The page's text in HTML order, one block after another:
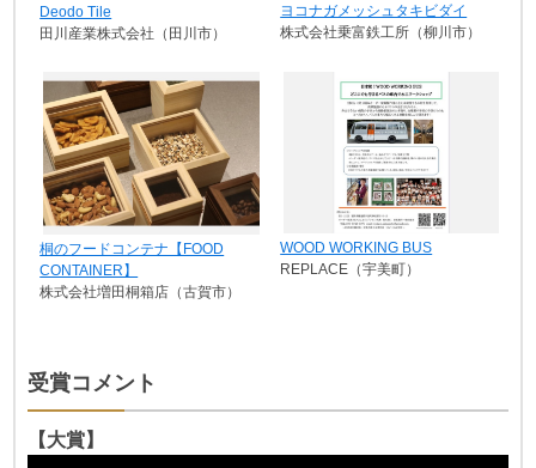
Deodo Tile
田川産業株式会社（田川市）
ヨコナガメッシュタキビダイ
株式会社乗富鉄工所（柳川市）
桐のフードコンテナ【FOOD
CONTAINER】
株式会社増田桐箱店（古賀市）
WOOD WORKING BUS
REPLACE（宇美町）
受賞コメント
【大賞】